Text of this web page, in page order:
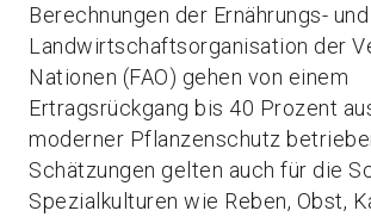
Berechnungen der Ernährungs- und
Landwirtschaftsorganisation der
Nationen (FAO) gehen von einem
Ertragsrückgang bis 40 Prozent
moderner Pflanzenschutz
Schätzungen gelten auch für die
Spezialkulturen wie Reben, Obst,